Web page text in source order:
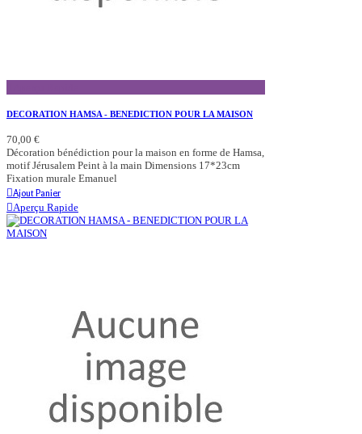
DECORATION HAMSA - BENEDICTION POUR LA MAISON
70,00 €
Décoration bénédiction pour la maison en forme de Hamsa,
motif Jérusalem Peint à la main Dimensions 17*23cm
Fixation murale Emanuel
Ajout Panier
Aperçu Rapide